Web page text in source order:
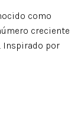
como
creciente
Inspirado por